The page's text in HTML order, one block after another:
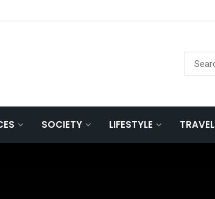
SOCIETY LIFESTYLE TRAVEL